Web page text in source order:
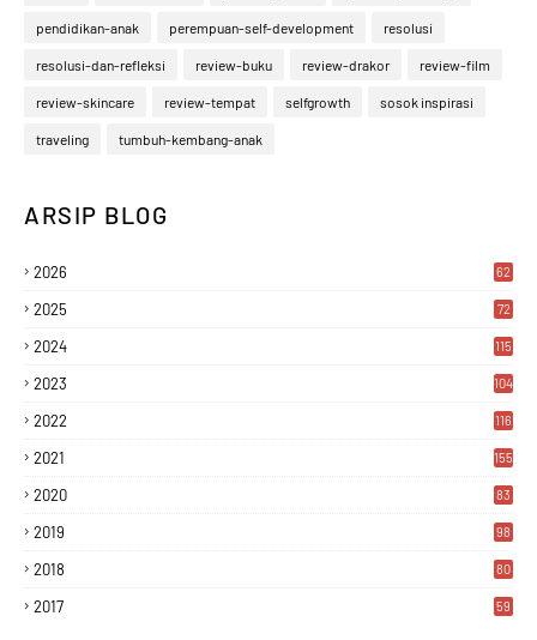
pendidikan-anak perempuan-self-development resolusi
resolusi-dan-refleksi review-buku review-drakor review-film
review-skincare review-tempat selfgrowth sosok inspirasi
traveling tumbuh-kembang-anak
ARSIP BLOG
2026 62
2025 72
2024 115
2023 104
2022 116
2021 155
2020 83
2019 98
2018 80
2017 59